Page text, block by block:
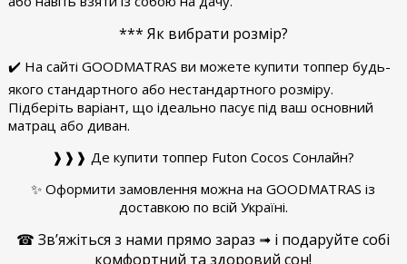
*** Як вибрати розмір?
✔️ На сайті GOODMATRAS ви можете купити топпер будь-
якого стандартного або нестандартного розміру.
Підберіть варіант, що ідеально пасує під ваш основний
матрац або диван.
❱❱❱ Де купити топпер Futon Cocos Сонлайн?
✨ Оформити замовлення можна на GOODMATRAS із
доставкою по всій Україні.
☎ Зв’яжіться з нами прямо зараз ➟ і подаруйте собі
комфортний та здоровий сон!